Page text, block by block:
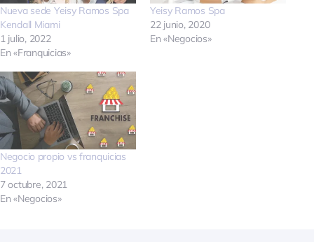
Quienes somos
Contactanos
Nueva sede Yeisy Ramos Spa
Kendall Miami
1 julio, 2022
En «Franquicias»
Yeisy Ramos Spa
22 junio, 2020
En «Negocios»
Negocio propio vs franquicias
2021
7 octubre, 2021
En «Negocios»